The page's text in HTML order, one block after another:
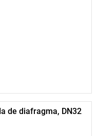
de diafragma, DN32